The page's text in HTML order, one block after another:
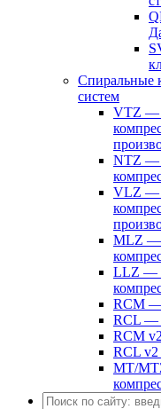
Спиральные
систем
VTZ —
NTZ —
VLZ —
MLZ —
LLZ —
RCM —
RCL —
RCM
RCL
MT/